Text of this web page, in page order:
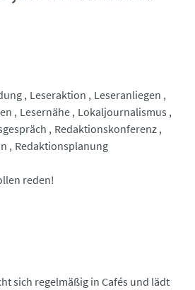
Leseraktion
Leseranliegen
Lesernähe Lokaljournalismus
Redaktionskonferenz
Redaktionsplanung
reden!
sich regelmäßig in Cafés und lädt